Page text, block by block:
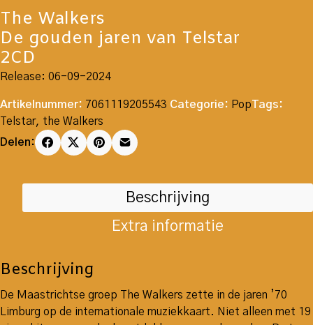
The Walkers
De gouden jaren van Telstar
2CD
Release: 06-09-2024
Artikelnummer: 7061119205543 Categorie: PopTags:
Telstar, the Walkers
Delen:
Beschrijving
Extra informatie
Beschrijving
De Maastrichtse groep The Walkers zette in de jaren ’70
Limburg op de internationale muziekkaart. Niet alleen met 19